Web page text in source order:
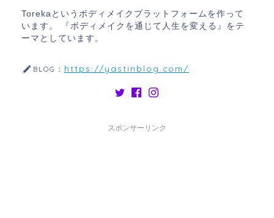
Torekaというボディメイクプラットフォームを作って
います。 『ボディメイクを通じて人生を変える』をテ
ーマとしています。
BLOG： https://yastinblog.com/
スポンサーリンク